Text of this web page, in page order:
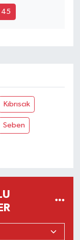
45
Kıbrıscık
Seben